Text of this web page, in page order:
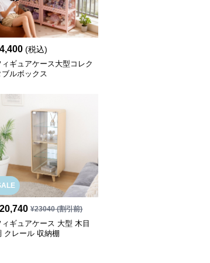
4,400 (税込)
ィギュアケース大型コレク
ブルボックス
20,740 ¥23040(割引前)
ィギュアケース 大型 木目
クレール 収納棚